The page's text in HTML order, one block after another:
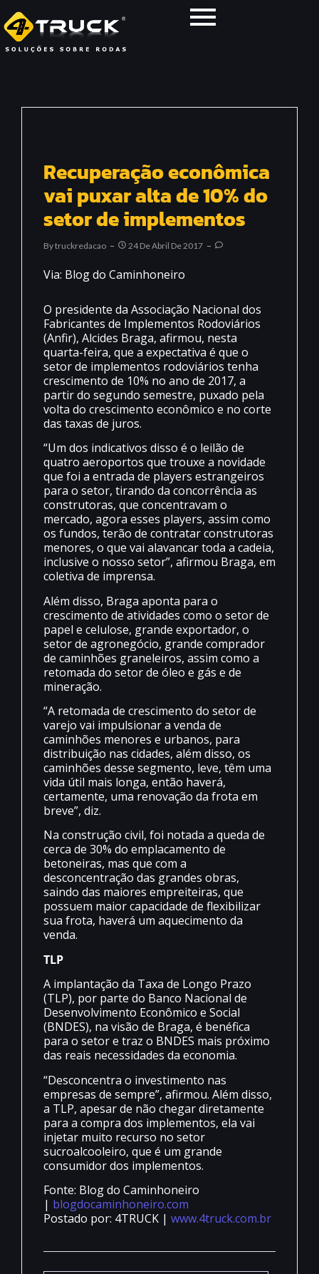
Recuperação econômica
vai puxar alta de 10% do
setor de implementos
ByTruckredacao 24 De Abril De 2017
Via: Blog do Caminhoneiro
O presidente da Associação Nacional dos
Fabricantes de Implementos Rodoviários
(Anfir), Alcides Braga, afirmou, nesta
quarta-feira, que a expectativa é que o
setor de implementos rodoviários tenha
crescimento de 10% no ano de 2017, a
partir do segundo semestre, puxado pela
volta do crescimento econômico e no corte
das taxas de juros.
“Um dos indicativos disso é o leilão de
quatro aeroportos que trouxe a novidade
que foi a entrada de players estrangeiros
para o setor, tirando da concorrência as
construtoras, que concentravam o
mercado, agora esses players, assim como
os fundos, terão de contratar construtoras
menores, o que vai alavancar toda a cadeia,
inclusive o nosso setor”, afirmou Braga, em
coletiva de imprensa.
Além disso, Braga aponta para o
crescimento de atividades como o setor de
papel e celulose, grande exportador, o
setor de agronegócio, grande comprador
de caminhões graneleiros, assim como a
retomada do setor de óleo e gás e de
mineração.
“A retomada de crescimento do setor de
varejo vai impulsionar a venda de
caminhões menores e urbanos, para
distribuição nas cidades, além disso, os
caminhões desse segmento, leve, têm uma
vida útil mais longa, então haverá,
certamente, uma renovação da frota em
breve”, diz.
Na construção civil, foi notada a queda de
cerca de 30% do emplacamento de
betoneiras, mas que com a
desconcentração das grandes obras,
saindo das maiores empreiteiras, que
possuem maior capacidade de flexibilizar
sua frota, haverá um aquecimento da
venda.
TLP
A implantação da Taxa de Longo Prazo
(TLP), por parte do Banco Nacional de
Desenvolvimento Econômico e Social
(BNDES), na visão de Braga, é benéfica
para o setor e traz o BNDES mais próximo
das reais necessidades da economia.
“Desconcentra o investimento nas
empresas de sempre”, afirmou. Além disso,
a TLP, apesar de não chegar diretamente
para a compra dos implementos, ela vai
injetar muito recurso no setor
sucroalcooleiro, que é um grande
consumidor dos implementos.
Fonte: Blog do Caminhoneiro
| blogdocaminhoneiro.com
Postado por: 4TRUCK | www.4truck.com.br